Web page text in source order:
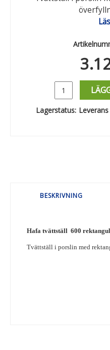
Lagerstatus:
BESKRIVNING
Hafa tvättställ 600
Tvättställ i porslin med